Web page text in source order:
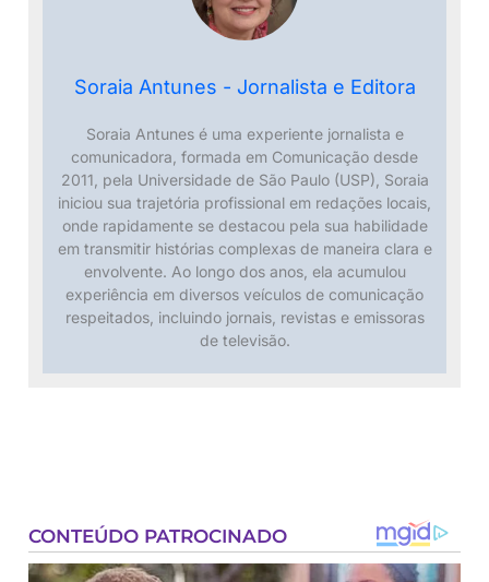
Soraia Antunes - Jornalista e Editora
Soraia Antunes é uma experiente jornalista e
comunicadora, formada em Comunicação desde
2011, pela Universidade de São Paulo (USP), Soraia
iniciou sua trajetória profissional em redações locais,
onde rapidamente se destacou pela sua habilidade
em transmitir histórias complexas de maneira clara e
envolvente. Ao longo dos anos, ela acumulou
experiência em diversos veículos de comunicação
respeitados, incluindo jornais, revistas e emissoras
de televisão.